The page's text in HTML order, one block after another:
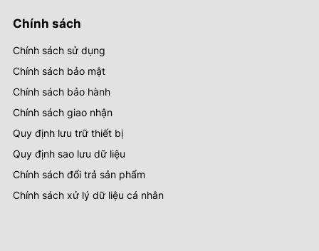
Chính sách
Chính sách sử dụng
Chính sách bảo mật
Chính sách bảo hành
Chính sách giao nhận
Quy định lưu trữ thiết bị
Quy định sao lưu dữ liệu
Chính sách đổi trả sản phẩm
Chính sách xử lý dữ liệu cá nhân